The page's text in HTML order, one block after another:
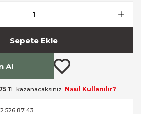
Sepete Ekle
Al
75 TL kazanacaksınız. Nasıl Kullanılır?
526 87 43